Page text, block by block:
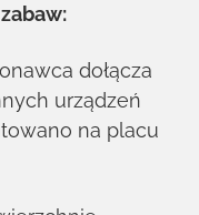
dołącza
urządzeń
na placu